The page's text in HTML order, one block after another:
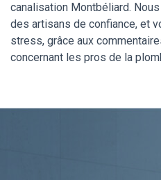
canalisation Montbéliard.
des artisans de confiance, et
stress, grâce aux
concernant les pros de la